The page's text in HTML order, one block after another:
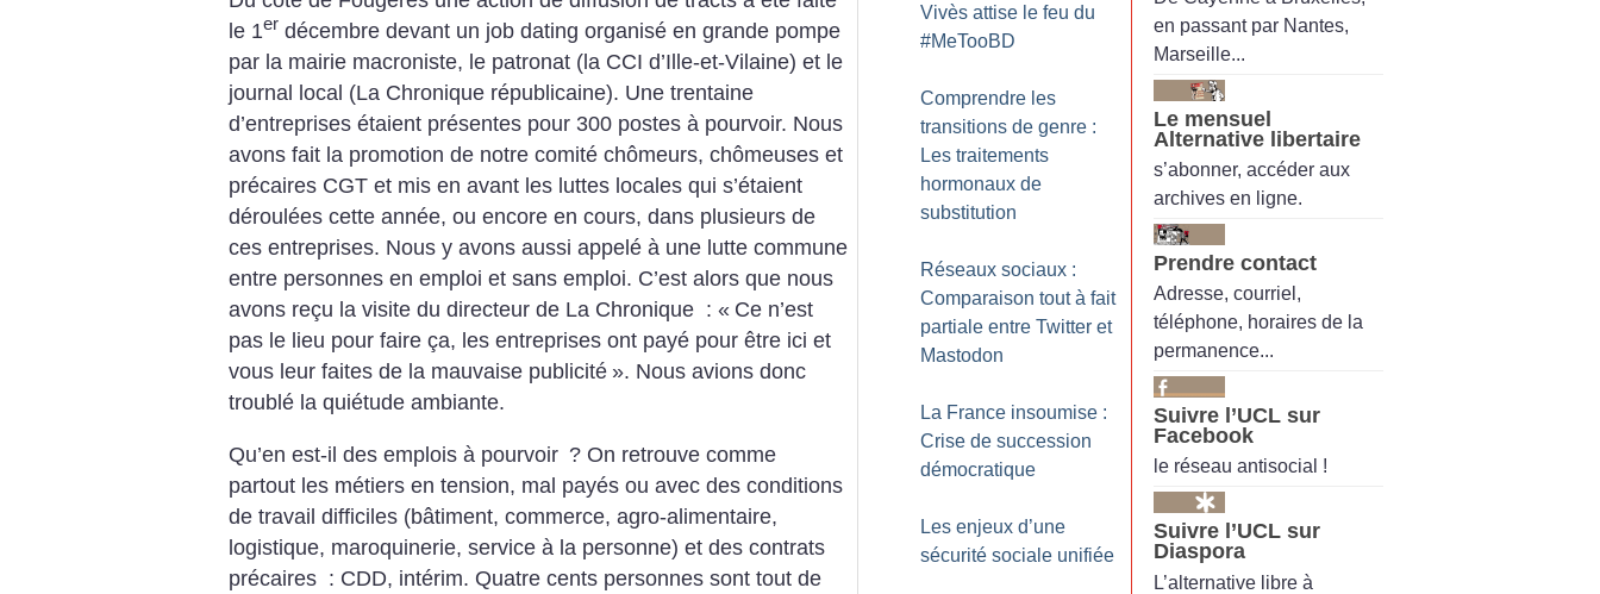
le 1er décembre devant un job dating organisé en grande pompe
par la mairie macroniste, le patronat (la CCI d’Ille-et-Vilaine) et le
journal local (La Chronique républicaine). Une trentaine
d’entreprises étaient présentes pour 300 postes à pourvoir. Nous
avons fait la promotion de notre comité chômeurs, chômeuses et
précaires CGT et mis en avant les luttes locales qui s’étaient
déroulées cette année, ou encore en cours, dans plusieurs de
ces entreprises. Nous y avons aussi appelé à une lutte commune
entre personnes en emploi et sans emploi. C’est alors que nous
avons reçu la visite du directeur de La Chronique : « Ce n’est
pas le lieu pour faire ça, les entreprises ont payé pour être ici et
vous leur faites de la mauvaise publicité ». Nous avions donc
troublé la quiétude ambiante.
Qu’en est-il des emplois à pourvoir ? On retrouve comme
partout les métiers en tension, mal payés ou avec des conditions
de travail difficiles (bâtiment, commerce, agro-alimentaire,
logistique, maroquinerie, service à la personne) et des contrats
précaires : CDD, intérim. Quatre cents personnes sont tout de
Vivès attise le feu du
#MeTooBD
Comprendre les
transitions de genre :
Les traitements
hormonaux de
substitution
Réseaux sociaux :
Comparaison tout à fait
partiale entre Twitter et
Mastodon
La France insoumise :
Crise de succession
démocratique
Les enjeux d’une
sécurité sociale unifiée
en passant par Nantes,
Marseille...
Le mensuel
Alternative libertaire
s’abonner, accéder aux
archives en ligne.
Prendre contact
Adresse, courriel,
téléphone, horaires de la
permanence...
Suivre l’UCL sur
Facebook
le réseau antisocial !
Suivre l’UCL sur
Diaspora
L’alternative libre à